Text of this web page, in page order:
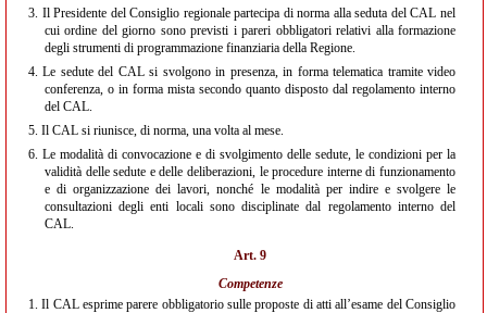
3. Il Presidente del Consiglio regionale partecipa di norma alla seduta del CAL nel
cui ordine del giorno sono previsti i pareri obbligatori relativi alla formazione
degli strumenti di programmazione finanziaria della Regione.
4. Le sedute del CAL si svolgono in presenza, in forma telematica tramite video
conferenza, o in forma mista secondo quanto disposto dal regolamento interno
del CAL.
5. Il CAL si riunisce, di norma, una volta al mese.
6. Le modalità di convocazione e di svolgimento delle sedute, le condizioni per la
validità delle sedute e delle deliberazioni, le procedure interne di funzionamento
e di organizzazione dei lavori, nonché le modalità per indire e svolgere le
consultazioni degli enti locali sono disciplinate dal regolamento interno del
CAL.
Art. 9
Competenze
1. Il CAL esprime parere obbligatorio sulle proposte di atti all’esame del Consiglio